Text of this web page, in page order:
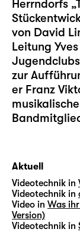
Herrndorfs
von David
Leitung
zur
er Franz
Aktuell
Videotechnik in
Videotechnik in
Video in Was
Version)
Videotechnik in